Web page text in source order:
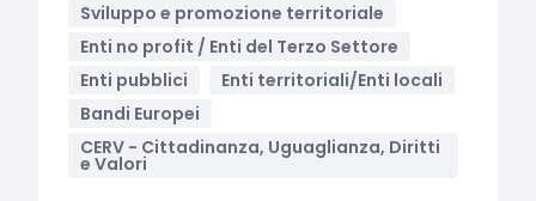
Sviluppo e promozione territoriale
Enti no profit / Enti del Terzo Settore
Enti pubblici
Enti territoriali/Enti locali
Bandi Europei
CERV - Cittadinanza, Uguaglianza, Diritti
e Valori